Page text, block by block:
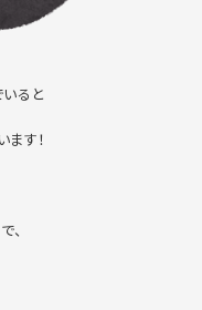
ると
す！
、